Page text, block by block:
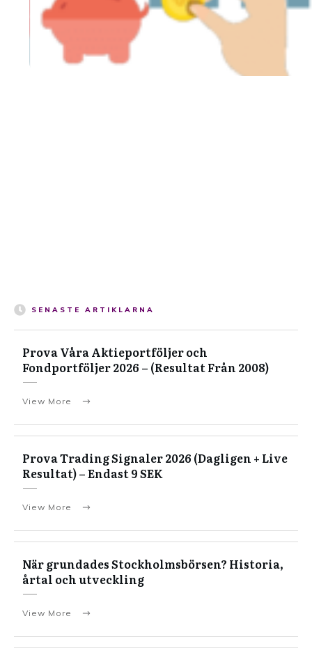
SENASTE ARTIKLARNA
Prova Våra Aktieportföljer och
Fondportföljer 2026 – (Resultat Från 2008)
View More
Prova Trading Signaler 2026 (Dagligen + Live
Resultat) – Endast 9 SEK
View More
När grundades Stockholmsbörsen? Historia,
årtal och utveckling
View More